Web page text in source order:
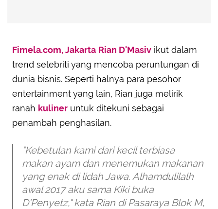
Fimela.com, Jakarta Rian D'Masiv ikut dalam
trend selebriti yang mencoba peruntungan di
dunia bisnis. Seperti halnya para pesohor
entertainment yang lain, Rian juga melirik
ranah kuliner untuk ditekuni sebagai
penambah penghasilan.
"Kebetulan kami dari kecil terbiasa
makan ayam dan menemukan makanan
yang enak di lidah Jawa. Alhamdulilalh
awal 2017 aku sama Kiki buka
D'Penyetz," kata Rian di Pasaraya Blok M,